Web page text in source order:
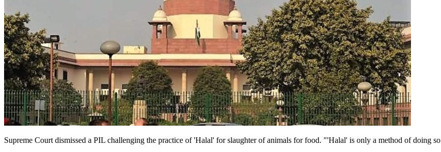
Supreme Court dismissed a PIL challenging the practice of 'Halal' for slaughter of animals for food. "'Halal' is only a method of doing so